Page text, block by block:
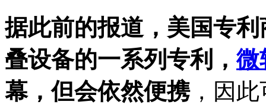
据此前的报道，美国专
叠设备的一系列专利，微
幕，但会依然便携，因此